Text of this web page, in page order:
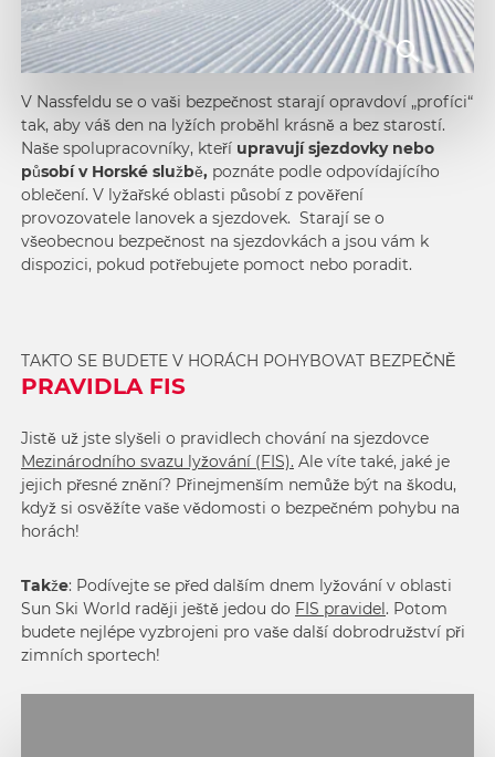
V Nassfeldu se o vaši bezpečnost starají opravdoví „profíci“
tak, aby váš den na lyžích proběhl krásně a bez starostí.
Naše spolupracovníky, kteří upravují sjezdovky nebo
působí v Horské službě, poznáte podle odpovídajícího
oblečení. V lyžařské oblasti působí z pověření
provozovatele lanovek a sjezdovek. Starají se o
všeobecnou bezpečnost na sjezdovkách a jsou vám k
dispozici, pokud potřebujete pomoct nebo poradit.
TAKTO SE BUDETE V HORÁCH POHYBOVAT BEZPEČNĚ
PRAVIDLA FIS
Jistě už jste slyšeli o pravidlech chování na sjezdovce
Mezinárodního svazu lyžování (FIS). Ale víte také, jaké je
jejich přesné znění? Přinejmenším nemůže být na škodu,
když si osvěžíte vaše vědomosti o bezpečném pohybu na
horách!
Takže: Podívejte se před dalším dnem lyžování v oblasti
Sun Ski World raději ještě jedou do FIS pravidel. Potom
budete nejlépe vyzbrojeni pro vaše další dobrodružství při
zimních sportech!